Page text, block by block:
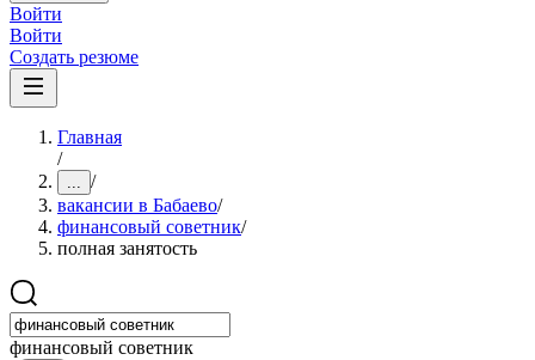
Войти
Войти
Создать резюме
Главная
/
... /
вакансии в Бабаево/
финансовый советник/
полная занятость
финансовый советник